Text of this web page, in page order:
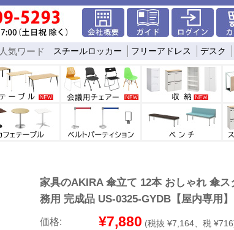
人気ワード スチールロッカー フリーアドレス デスク
家具のAKIRA 傘立て 12本 おしゃれ 傘ス
務用 完成品 US-0325-GYDB【屋内専用】
価格: ¥7,880 (税抜 ¥7,164、税